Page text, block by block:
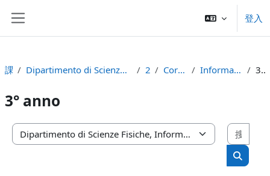
登入
課程 Dipartimento di Scienze Fisiche, Informatiche e Matematiche 2023 Corso di Laurea Informatica (D.M.270/04) 3° anno
3° anno
課程類別
搜尋課